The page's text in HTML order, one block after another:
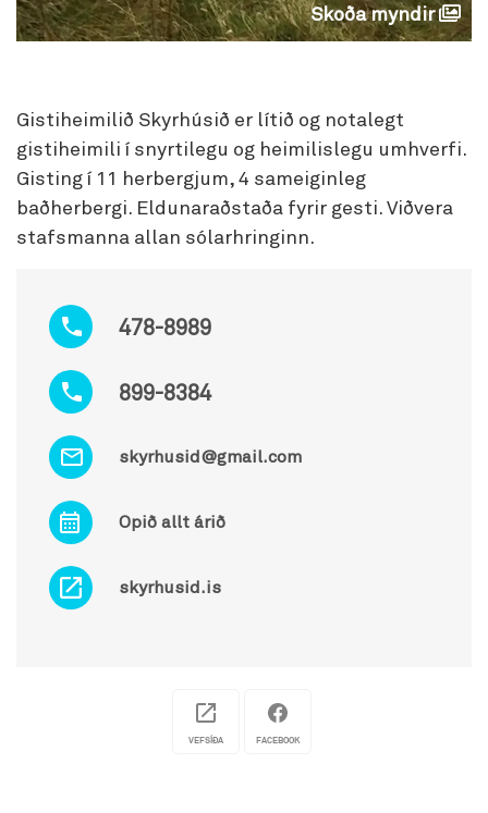
Skoða myndir
478-8989
899-8384
skyrhusid@gmail.com
Opið allt árið
skyrhusid.is
Gistiheimilið Skyrhúsið er lítið og notalegt
gistiheimili í snyrtilegu og heimilislegu umhverfi.
Gisting í 11 herbergjum, 4 sameiginleg
baðherbergi. Eldunaraðstaða fyrir gesti. Viðvera
stafsmanna allan sólarhringinn.
VEFSÍÐA FACEBOOK